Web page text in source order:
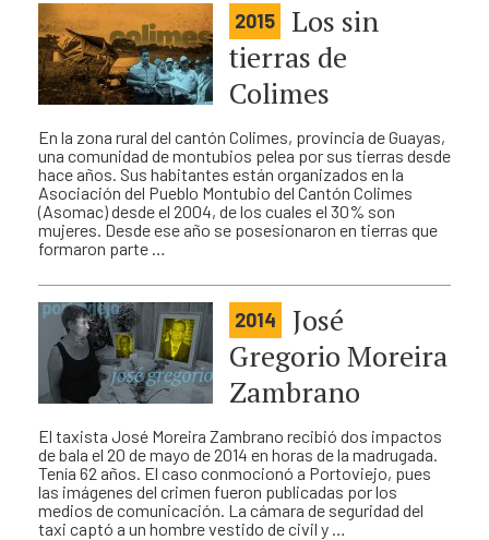
2015
Los sin
tierras de
Colimes
En la zona rural del cantón Colimes, provincia de Guayas,
una comunidad de montubios pelea por sus tierras desde
hace años. Sus habitantes están organizados en la
Asociación del Pueblo Montubio del Cantón Colimes
(Asomac) desde el 2004, de los cuales el 30% son
mujeres. Desde ese año se posesionaron en tierras que
formaron parte …
2014
José
Gregorio Moreira
Zambrano
El taxista José Moreira Zambrano recibió dos impactos
de bala el 20 de mayo de 2014 en horas de la madrugada.
Tenía 62 años. El caso conmocionó a Portoviejo, pues
las imágenes del crimen fueron publicadas por los
medios de comunicación. La cámara de seguridad del
taxi captó a un hombre vestido de civil y …